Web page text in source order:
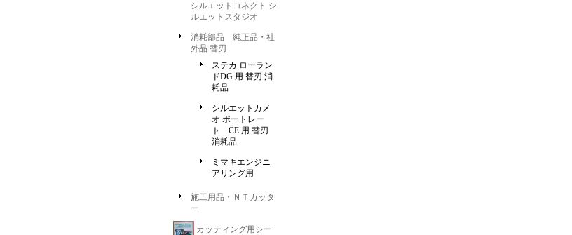
シルエットコネクト シ
ルエットスタジオ
消耗部品 純正品・社
外品 替刃
ステカ ローラン
ドDG 用 替刃 消
耗品
シルエットカメ
オ ポートレー
ト CE 用 替刃
消耗品
ミマキエンジニ
アリング用
施工用品・ＮＴカッタ
ー
カッティング用シー